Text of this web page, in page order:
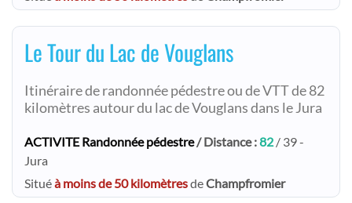
Le Tour du Lac de Vouglans
Itinéraire de randonnée pédestre ou de VTT de 82
kilomètres autour du lac de Vouglans dans le Jura
ACTIVITE Randonnée pédestre/ Distance :82 / 39 -
Jura
Situéà moins de 50 kilomètresdeChampfromier